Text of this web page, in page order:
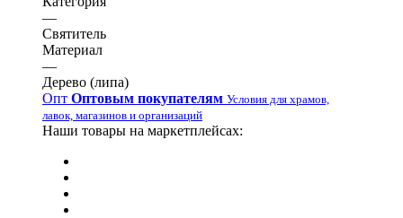
—
Святитель
Материал
—
Дерево (липа)
Опт Оптовым покупателям Условия для храмов,
лавок, магазинов и организаций
Наши товары на маркетплейсах: